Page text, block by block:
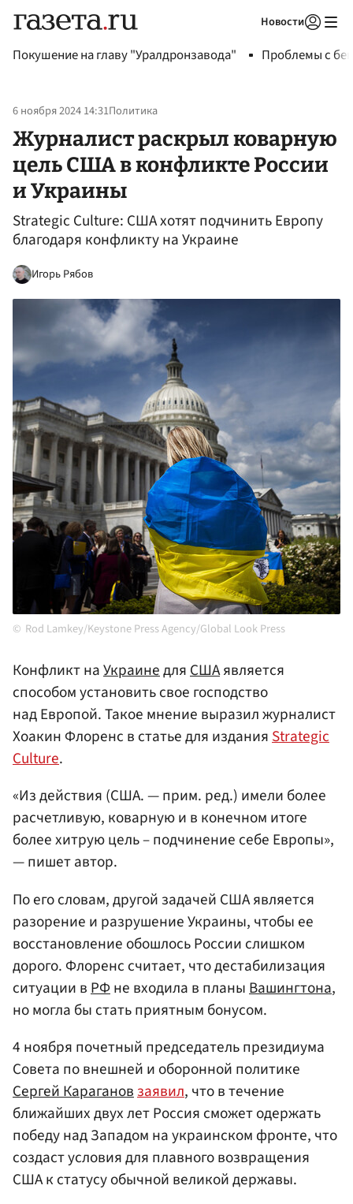
Новости
Покушение на главу "Уралдронзавода" Проблемы с
6 ноября 2024 14:31Политика
Журналист раскрыл коварную
цель США в конфликте России
и Украины
Strategic Culture: США хотят подчинить Европу
благодаря конфликту на Украине
Игорь Рябов
Rod Lamkey/Keystone Press Agency/Global Look Press
Конфликт наУкраинедляСШАявляется
способом установить свое господство
над Европой. Такое мнение выразил журналист
Хоакин Флоренс в статье для изданияStrategic
Culture.
«Из действия (США. — прим. ред.) имели более
расчетливую, коварную и в конечном итоге
более хитрую цель – подчинение себе Европы»,
— пишет автор.
По его словам, другой задачей США является
разорение и разрушение Украины, чтобы ее
восстановление обошлось России слишком
дорого. Флоренс считает, что дестабилизация
ситуации в РФне входила в планы Вашингтона,
но могла бы стать приятным бонусом.
4 ноября почетный председатель президиума
Совета по внешней и оборонной политике
Сергей Карагановзаявил, что в течение
ближайших двух лет Россия сможет одержать
победу над Западом на украинском фронте, что
создаст условия для плавного возвращения
США к статусу обычной великой державы.